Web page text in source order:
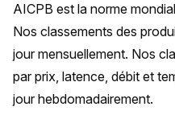
AICPB est la norme
Nos classements des
jour mensuellement. Nos
par prix, latence, débit et
jour hebdomadairement.